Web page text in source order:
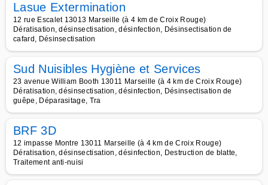
Lasue Extermination
12 rue Escalet 13013 Marseille (à 4 km de Croix Rouge)
Dératisation, désinsectisation, désinfection, Désinsectisation de
cafard, Désinsectisation
Sud Nuisibles Hygiène et Services
23 avenue William Booth 13011 Marseille (à 4 km de Croix Rouge)
Dératisation, désinsectisation, désinfection, Désinsectisation de
guêpe, Déparasitage, Tra
BRF 3D
12 impasse Montre 13011 Marseille (à 4 km de Croix Rouge)
Dératisation, désinsectisation, désinfection, Destruction de blatte,
Traitement anti-nuisi